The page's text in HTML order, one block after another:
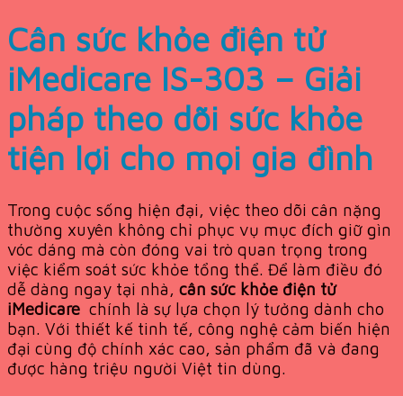
Cân sức khỏe điện tử
iMedicare IS-303 – Giải
pháp theo dõi sức khỏe
tiện lợi cho mọi gia đình
Trong cuộc sống hiện đại, việc theo dõi cân nặng
thường xuyên không chỉ phục vụ mục đích giữ gìn
vóc dáng mà còn đóng vai trò quan trọng trong
việc kiểm soát sức khỏe tổng thể. Để làm điều đó
dễ dàng ngay tại nhà, cân sức khỏe điện tử
iMedicare chính là sự lựa chọn lý tưởng dành cho
bạn. Với thiết kế tinh tế, công nghệ cảm biến hiện
đại cùng độ chính xác cao, sản phẩm đã và đang
được hàng triệu người Việt tin dùng.